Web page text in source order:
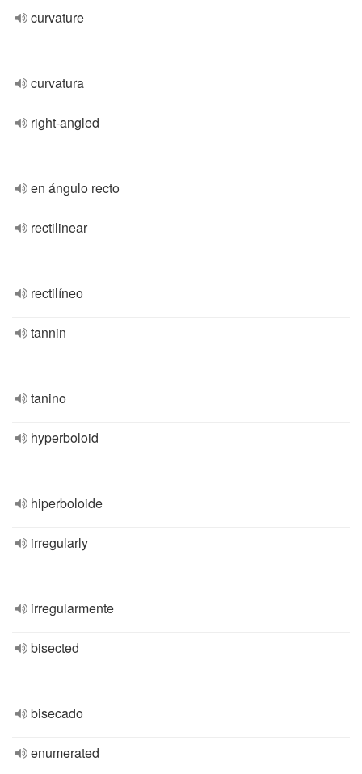
curvature
curvatura
right-angled
en ángulo recto
rectilinear
rectilíneo
tannin
tanino
hyperboloid
hiperboloide
irregularly
irregularmente
bisected
bisecado
enumerated